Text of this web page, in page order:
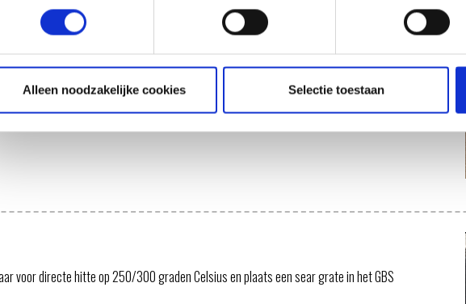
Alleen noodzakelijke cookies Selectie toestaan
de kruidenpasta in een kom en mix goed door elkaar. Zet weg
de rub en wrijf de koteletten in met de rub
voor directe hitte op 250/300 graden Celsius en plaats een sear grate in het GBS